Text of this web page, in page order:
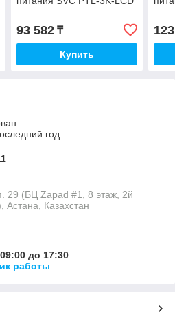
93 582₸
Купить
год
29 (БЦ Zapad #1, 8 этаж, 2й
Астана, Казахстан
до 17:30
работы